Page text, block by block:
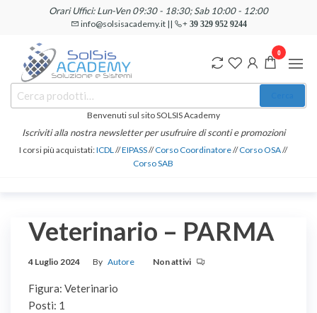
contenuto
Orari Uffici: Lun-Ven 09:30 - 18:30; Sab 10:00 - 12:00
info@solsisacademy.it || + 39 329 952 9244
SOLSIS
Academy
Corsi e
Certificazioni
Linguistiche
Benvenuti sul sito SOLSIS Academy
Iscriviti alla nostra newsletter per usufruire di sconti e promozioni
I corsi più acquistati:ICDL//EIPASS//Corso Coordinatore//Corso OSA//
Corso SAB
0
Veterinario – PARMA
4 Luglio 2024 By Autore Non attivi
Figura: Veterinario
Posti: 1